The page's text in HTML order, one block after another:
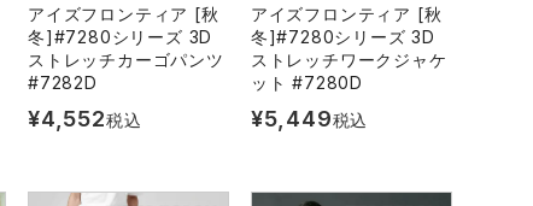
アイズフロンティア [秋
冬]#7280シリーズ 3D
ストレッチカーゴパンツ
#7282D
¥4,552税込
アイズフロンティア [秋
冬]#7280シリーズ 3D
ストレッチワークジャケ
ット #7280D
¥5,449税込